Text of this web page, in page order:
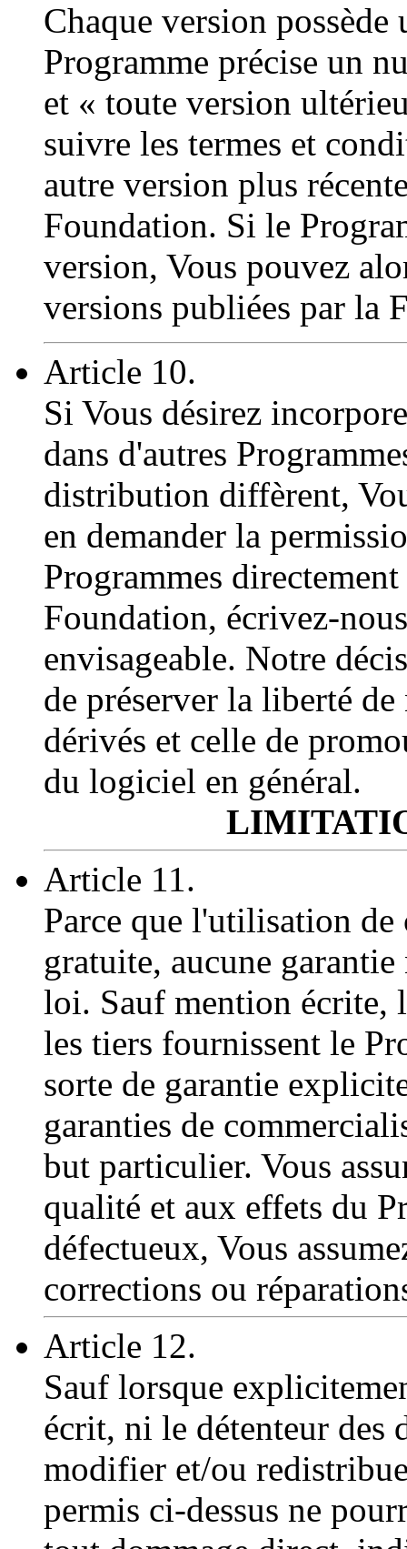
Chaque version
Programme précise un
et « toute version
suivre les termes et
autre version plus
Foundation. Si le
version, Vous pouvez
versions publiées par la
Article 10.
Si Vous désirez
dans d'autres
distribution diffèrent,
en demander la
Programmes
Foundation, écrivez-
envisageable. Notre
de préserver la liberté
dérivés et celle de
du logiciel en général.
Article 11.
Parce que l'utilisation de
gratuite, aucune
loi. Sauf mention écrite,
les tiers fournissent le
sorte de garantie
garanties de
but particulier. Vous
qualité et aux effets du
défectueux, Vous
corrections ou
Article 12.
Sauf lorsque
écrit, ni le détenteur des
modifier et/ou
permis ci-dessus ne